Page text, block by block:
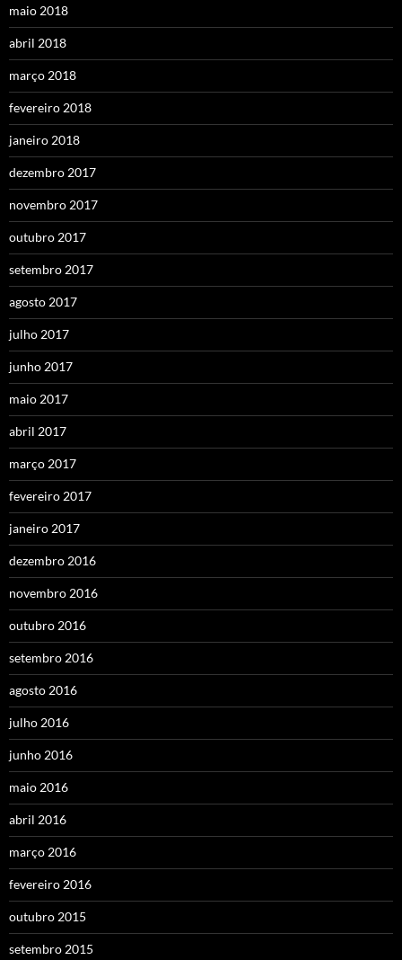
maio 2018
abril 2018
março 2018
fevereiro 2018
janeiro 2018
dezembro 2017
novembro 2017
outubro 2017
setembro 2017
agosto 2017
julho 2017
junho 2017
maio 2017
abril 2017
março 2017
fevereiro 2017
janeiro 2017
dezembro 2016
novembro 2016
outubro 2016
setembro 2016
agosto 2016
julho 2016
junho 2016
maio 2016
abril 2016
março 2016
fevereiro 2016
outubro 2015
setembro 2015